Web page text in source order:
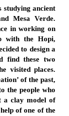
studying ancient
Mesa Verde.
in working on
with the Hopi,
to design a
find these two
visited places.
of the past,
the people who
a clay model of
of one of the